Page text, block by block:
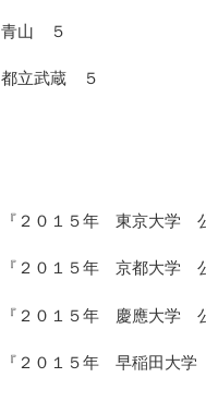
青山 ５
都立武蔵 ５
『２０１５年 東京大学
『２０１５年 京都大学
『２０１５年 慶應大学
『２０１５年 早稲田大